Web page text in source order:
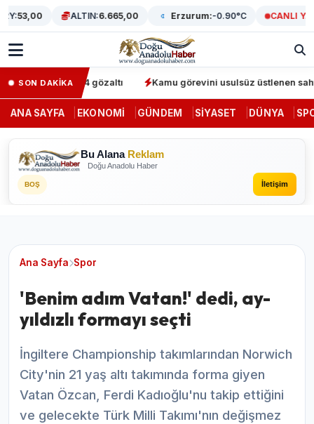
53,00 ALTIN:6.665,00 Erzurum:-0.90°C CANLI
SON DAKİKA64 gözaltı Kamu görevini usulsüz üstlenen sahte
ANA SAYFA EKONOMI GÜNDEM SIYASET DÜNYA
Bu Alana Reklam
Doğu Anadolu Haber
BOŞ İletişim
Ana Sayfa Spor
'Benim adım Vatan!' dedi, ay-
yıldızlı formayı seçti
İngiltere Championship takımlarından Norwich
City'nin 21 yaş altı takımında forma giyen
Vatan Özcan, Ferdi Kadıoğlu'nu takip ettiğini
ve gelecekte Türk Milli Takımı'nın değişmez